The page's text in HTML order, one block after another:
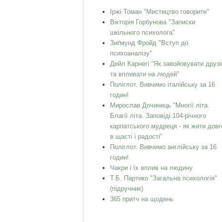
Іржі Томан "Мистецтво говорити"
Вікторія Горбунова "Записки
шкільного психолога"
Зиґмунд Фройд "Вступ до
психоаналізу"
Дейл Карнегі "Як завойовувати
та впливати на людей"
Поліглот. Вивчимо італійську за 16
годин!
Мирослав Дочинець "Многії літа.
Благії літа. Заповіді 104-річного
карпатського мудреця - як жити
в щасті і радості"
Поліглот. Вивчимо англійську за 16
годин!
Чакри і їх вплив на людину
Т.Б. Партико "Загальна психологія"
(підручник)
365 притч на щодень